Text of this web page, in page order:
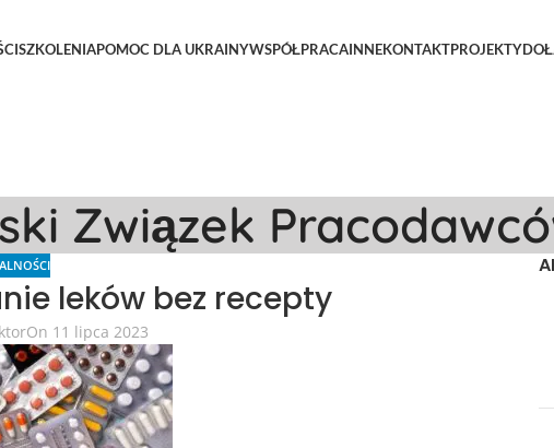
SZKOLENIAPOMOC DLA UKRAINYWSPÓŁPRACAINNEKONTAKTPROJEKTY
Związek
leków bez recepty
On 11 lipca 2023